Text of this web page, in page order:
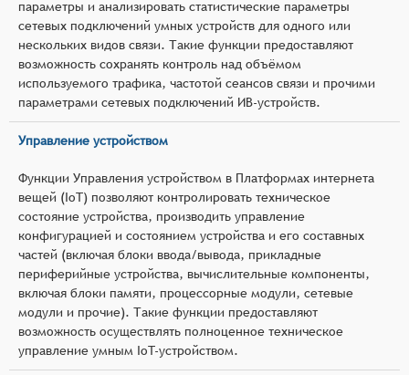
параметры и анализировать статистические параметры
сетевых подключений умных устройств для одного или
нескольких видов связи. Такие функции предоставляют
возможность сохранять контроль над объёмом
используемого трафика, частотой сеансов связи и прочими
параметрами сетевых подключений ИВ-устройств.
Управление устройством
Функции Управления устройством в Платформах интернета
вещей (IoT) позволяют контролировать техническое
состояние устройства, производить управление
конфигурацией и состоянием устройства и его составных
частей (включая блоки ввода/вывода, прикладные
периферийные устройства, вычислительные компоненты,
включая блоки памяти, процессорные модули, сетевые
модули и прочие). Такие функции предоставляют
возможность осуществлять полноценное техническое
управление умным IoT-устройством.